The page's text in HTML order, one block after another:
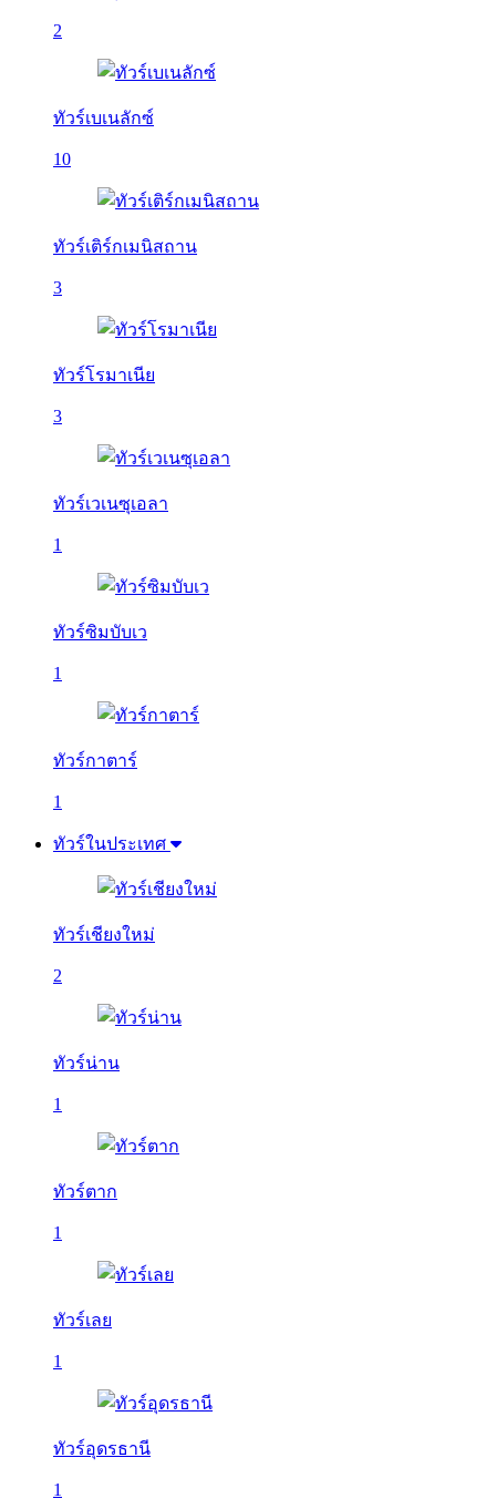
2
ทัวร์เบเนลักซ์
10
ทัวร์เติร์กเมนิสถาน
3
ทัวร์โรมาเนีย
3
ทัวร์เวเนซุเอลา
1
ทัวร์ซิมบับเว
1
ทัวร์กาตาร์
1
ทัวร์ในประเทศ
ทัวร์เชียงใหม่
2
ทัวร์น่าน
1
ทัวร์ตาก
1
ทัวร์เลย
1
ทัวร์อุดรธานี
1